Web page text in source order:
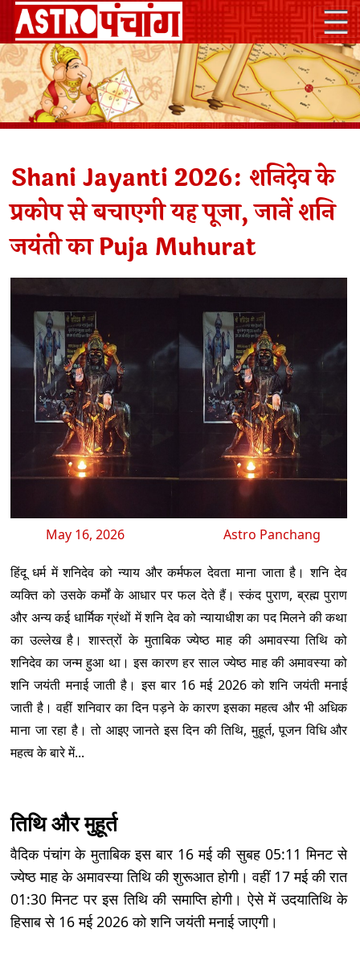
Shani Jayanti 2026: शनिदेव के
प्रकोप से बचाएगी यह पूजा, जानें शनि
जयंती का Puja Muhurat
May 16, 2026 Astro Panchang
हिंदू धर्म में शनिदेव को न्याय और कर्मफल देवता माना जाता है। शनि देव
व्यक्ति को उसके कर्मों के आधार पर फल देते हैं। स्कंद पुराण, ब्रह्म पुराण
और अन्य कई धार्मिक ग्रंथों में शनि देव को न्यायाधीश का पद मिलने की कथा
का उल्लेख है। शास्त्रों के मुताबिक ज्येष्ठ माह की अमावस्या तिथि को
शनिदेव का जन्म हुआ था। इस कारण हर साल ज्येष्ठ माह की अमावस्या को
शनि जयंती मनाई जाती है। इस बार 16 मई 2026 को शनि जयंती मनाई
जाती है। वहीं शनिवार का दिन पड़ने के कारण इसका महत्व और भी अधिक
माना जा रहा है। तो आइए जानते इस दिन की तिथि, मुहूर्त, पूजन विधि और
महत्व के बारे में...
तिथि और मुहूर्त
वैदिक पंचांग के मुताबिक इस बार 16 मई की सुबह 05:11 मिनट से
ज्येष्ठ माह के अमावस्या तिथि की शुरूआत होगी। वहीं 17 मई की रात
01:30 मिनट पर इस तिथि की समाप्ति होगी। ऐसे में उदयातिथि के
हिसाब से 16 मई 2026 को शनि जयंती मनाई जाएगी।